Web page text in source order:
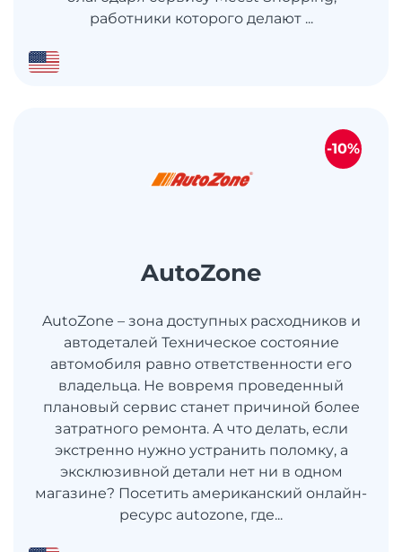
работники которого делают ...
AutoZone
AutoZone – зона доступных расходников и
автодеталей Техническое состояние
автомобиля равно ответственности его
владельца. Не вовремя проведенный
плановый сервис станет причиной более
затратного ремонта. А что делать, если
экстренно нужно устранить поломку, а
эксклюзивной детали нет ни в одном
магазине? Посетить американский онлайн-
ресурс autozone, где...
-10%